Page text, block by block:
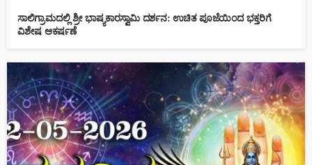
ಸಾಲಿಗ್ರಾಮದಲ್ಲಿ ಶ್ರೀ ಭಾಷ್ಯಕಾರಸ್ವಾಮಿ ದರ್ಶನ: ಉಚಿತ ಪೂಜೆಯಿಂದ ಭಕ್ತರಿಗೆ
ವಿಶೇಷ ಆಕರ್ಷಣೆ